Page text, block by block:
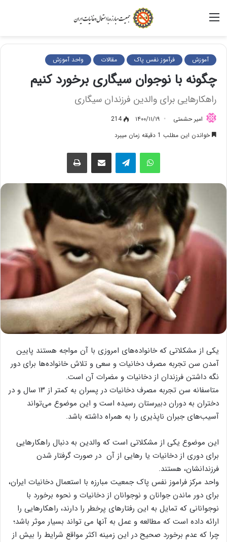
آموزش فرآموز نفس پاک مقالات واحد آموزش
چگونه با نوجوان سیگاری برخورد کنیم
راهکارهایی برای والدین فرزندان سیگاری
امیر حشمتی ۱۴۰۰/۱۱/۱۹
214
خواندن این مطلب 1 دقیقه زمان میبرد
واتس آپ اشتراک گذاری از طریق ایمیل
یکی از مشکلاتی که خانواده‌های امروزی با آن مواجه هستند پایین
آمدن سن تجربه مصرف دخانیات و سعی و تلاش خانواده‌ها برای دور
نگه داشتن فرزندان از دخانیات و مضرات آن است.
متاسفانه سن تجربه مصرف دخانیات در پسران به کمتر از ۱۳ سال و در
دختران به دوران دبیرستان رسیده است و این موضوع می‌تواند
آسیب‌های جبران ناپذیری را به همراه داشته باشد.
این موضوع یکی از مشکلاتی است که والدین به دنبال راهکارهایی
برای دوری از دخانیات یا رهایی از آن در صورت گرفتار شدن
فرزندانشان، هستند.
واحد مرکز فراموز نفس پاک جمعیت مبارزه با استعمال دخانیات ایران،
برای دور ماندن جوانان و نوجوانان از دخانیات و نحوه برخورد با
نوجوانانی که تمایل به این رفتارهای پرخطر را دارند، راهکارهایی را
ارائه داده است که مطالعه و عمل به آنها می تواند بسیار موثر باشد؛
چرا که عدم برخورد صحیح در این زمینه اکثر مواقع شرایط را بیش از